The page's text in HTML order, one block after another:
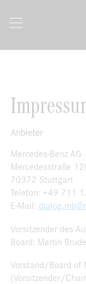
Anbieter
Mercedes-Benz AG
Mercedesstraße
70372 Stuttgart
Telefon: +49 711
E-Mail:
Vorsitzender des
Board: Martin
Vorstand/Board of
(Vorsitzender/